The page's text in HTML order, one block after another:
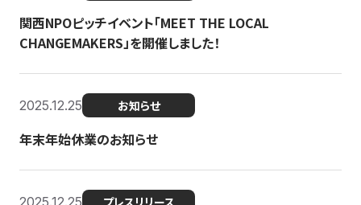
関西NPOピッチイベント「MEET THE LOCAL
CHANGEMAKERS」を開催しました！
2025.12.25 お知らせ
年末年始休業のお知らせ
2025.12.25 プレスリリース